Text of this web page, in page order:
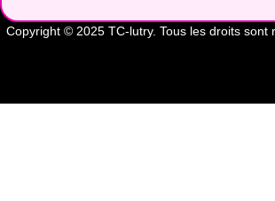
Copyright © 2025 TC-lutry. Tous les droits sont